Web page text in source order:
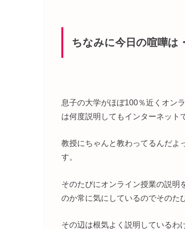
ちなみに今日の喧嘩は
息子の大学がほぼ100％近くオン
は何度説明してもインターネット
教授にちゃんと教わってるんだよ
す。
そのたびにオンライン授業の説明
のか常に気にしているのでそのた
その辺は根気よく説明しているわ